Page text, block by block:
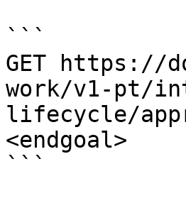
```
GET https://
work/v1-pt/
lifecycle/
<endgoal>
```